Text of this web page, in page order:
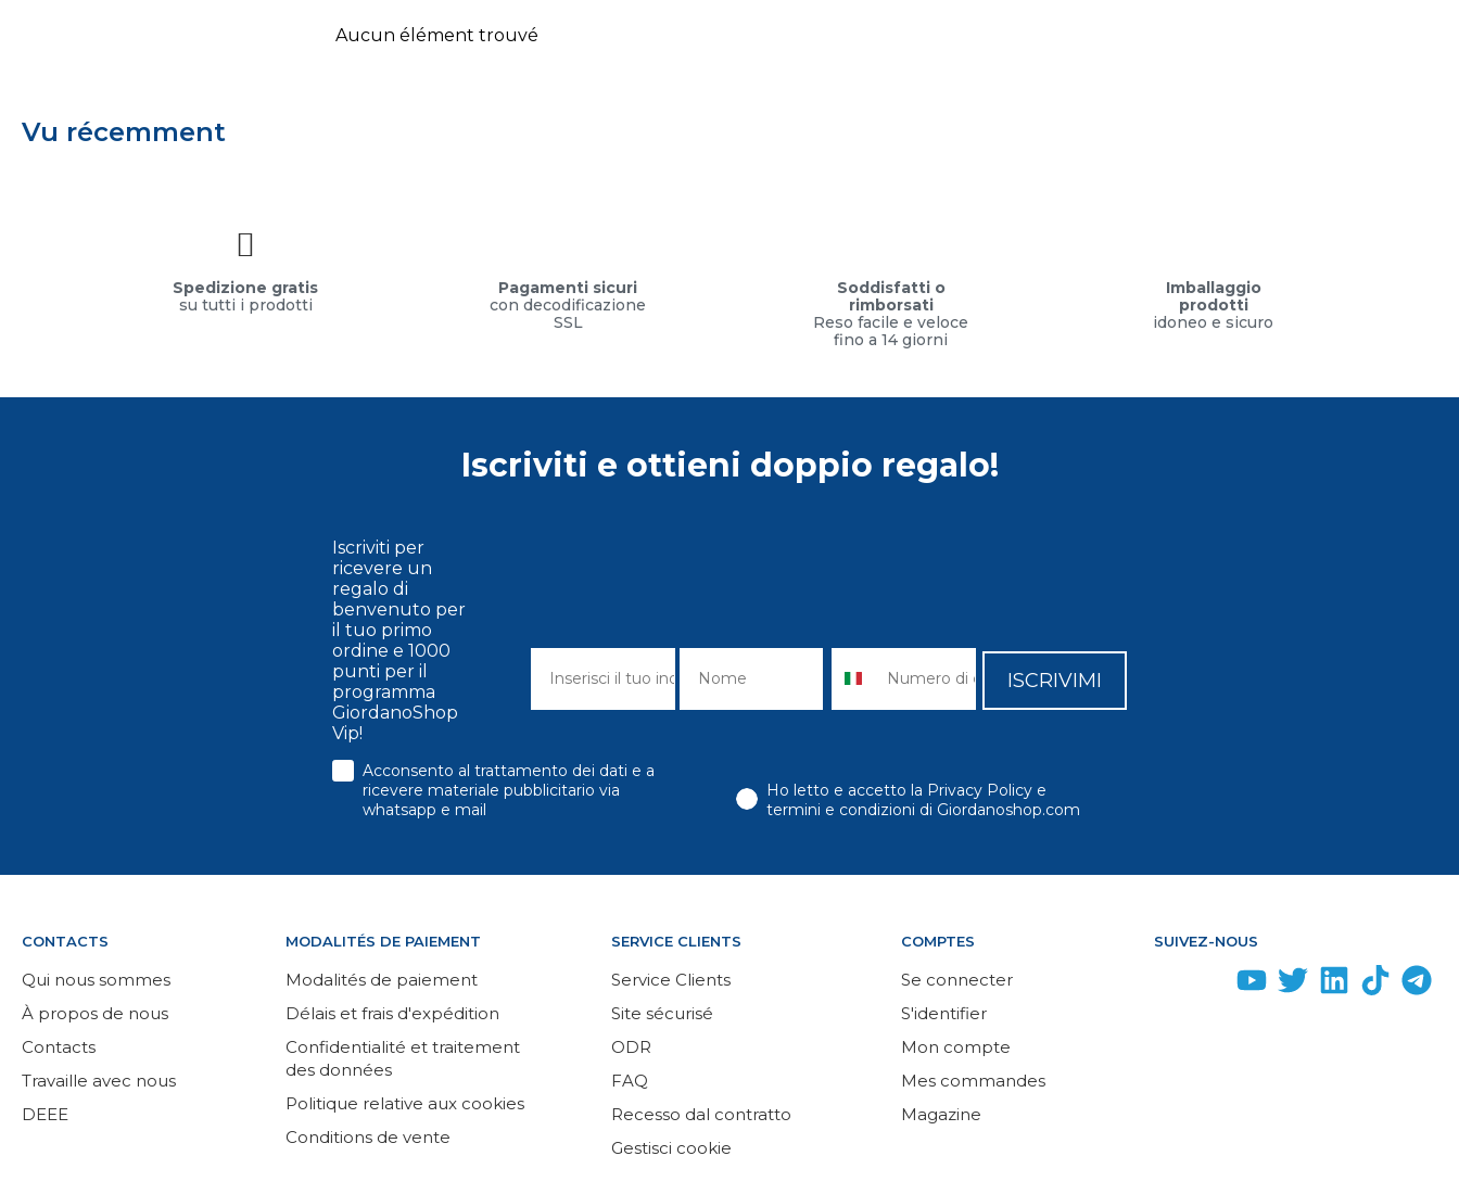
Aucun élément trouvé
Vu récemment
Spedizione gratis
su tutti i prodotti
Pagamenti sicuri
con decodificazione
SSL
Soddisfatti o
rimborsati
Reso facile e veloce
fino a 14 giorni
Imballaggio
prodotti
idoneo e sicuro
Iscriviti e ottieni doppio regalo!
Iscriviti per
ricevere un
regalo di
benvenuto per
il tuo primo
ordine e 1000
punti per il
programma
GiordanoShop
Vip!
ISCRIVIMI
consenso
Acconsento al trattamento dei dati e a
ricevere materiale pubblicitario via
whatsapp e mail
Ho letto e accetto la Privacy Policy e
termini e condizioni di Giordanoshop.com
CONTACTS
Qui nous sommes
À propos de nous
Contacts
Travaille avec nous
DEEE
MODALITÉS DE PAIEMENT
Modalités de paiement
Délais et frais d'expédition
Confidentialité et traitement
des données
Politique relative aux cookies
Conditions de vente
SERVICE CLIENTS
Service Clients
Site sécurisé
ODR
FAQ
Recesso dal contratto
Gestisci cookie
COMPTES
Se connecter
S'identifier
Mon compte
Mes commandes
Magazine
SUIVEZ-NOUS